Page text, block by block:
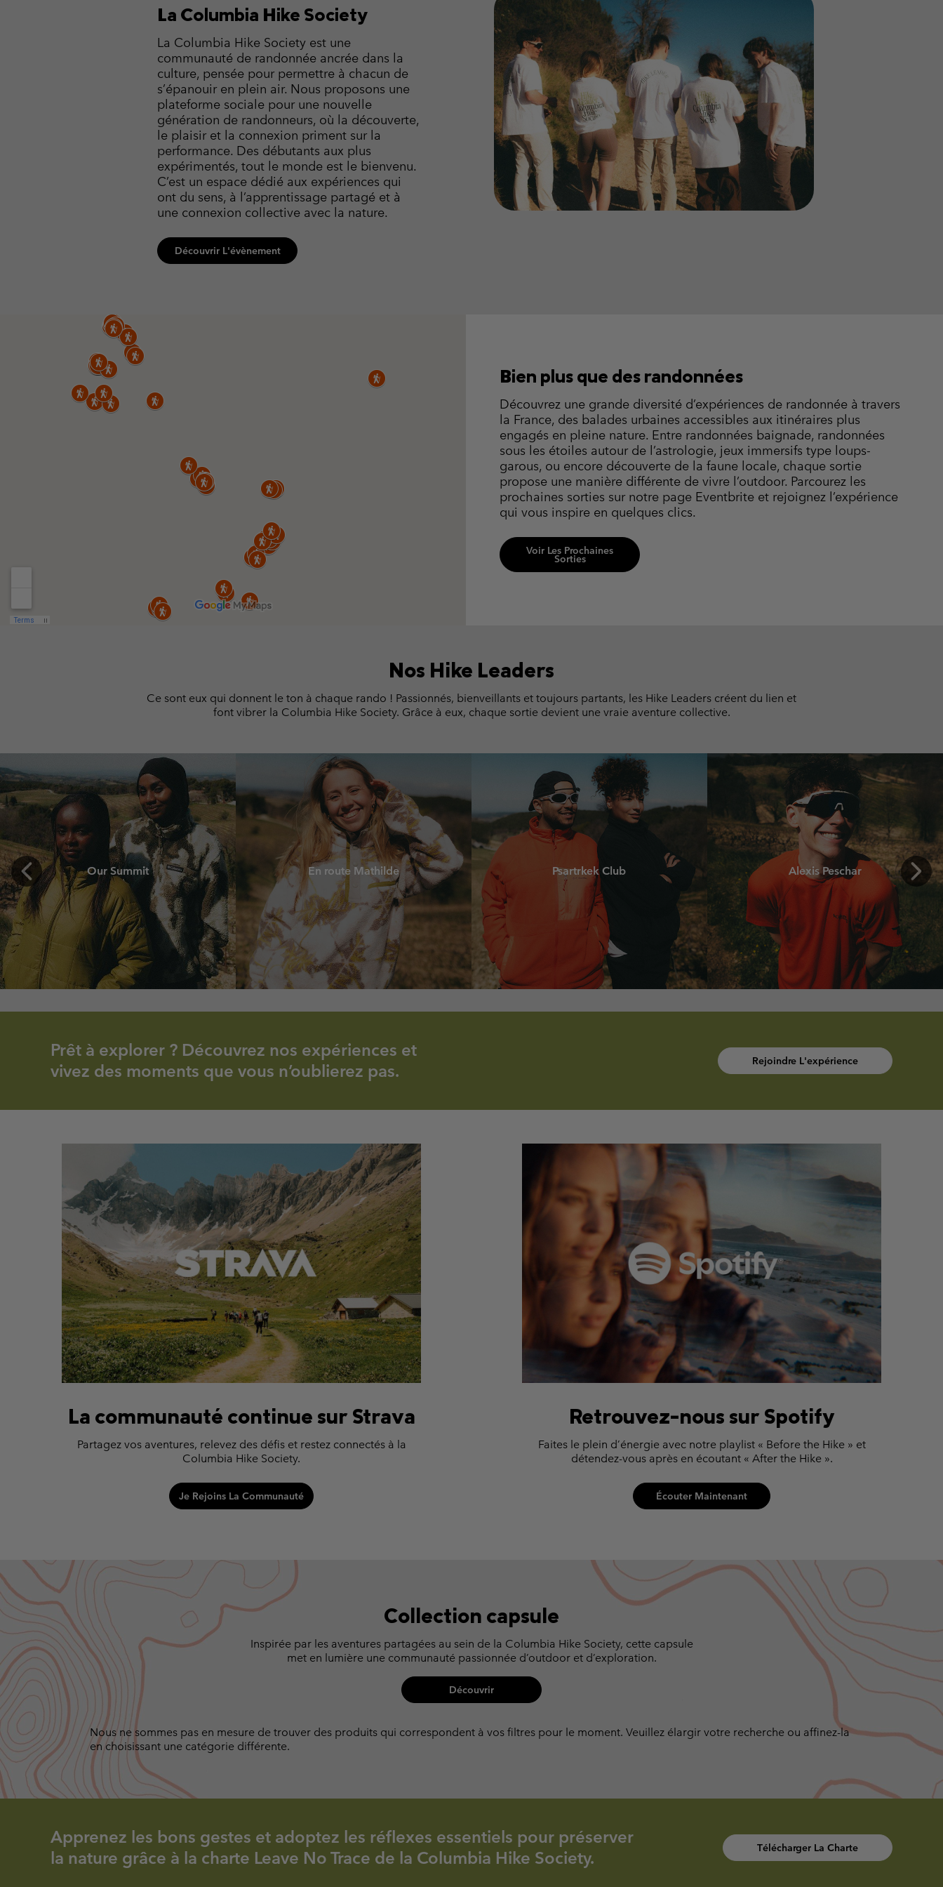
La Columbia Hike Society
La Columbia Hike Society est une
communauté de randonnée ancrée dans la
culture, pensée pour permettre à chacun de
s’épanouir en plein air. Nous proposons une
plateforme sociale pour une nouvelle
génération de randonneurs, où la découverte,
le plaisir et la connexion priment sur la
performance. Des débutants aux plus
expérimentés, tout le monde est le bienvenu.
C’est un espace dédié aux expériences qui
ont du sens, à l’apprentissage partagé et à
une connexion collective avec la nature.
Découvrir L'évènement
Bien plus que des randonnées
Découvrez une grande diversité d’expériences de randonnée à travers
la France, des balades urbaines accessibles aux itinéraires plus
engagés en pleine nature. Entre randonnées baignade, randonnées
sous les étoiles autour de l’astrologie, jeux immersifs type loups-
garous, ou encore découverte de la faune locale, chaque sortie
propose une manière différente de vivre l’outdoor. Parcourez les
prochaines sorties sur notre page Eventbrite et rejoignez l’expérience
qui vous inspire en quelques clics.
Voir Les Prochaines
Sorties
Nos Hike Leaders
Ce sont eux qui donnent le ton à chaque rando ! Passionnés, bienveillants et toujours partants, les Hike Leaders créent du lien et
font vibrer la Columbia Hike Society. Grâce à eux, chaque sortie devient une vraie aventure collective.
Previous
Slide
Next
Slide
Our Summit En route Mathilde Psartrkek Club Alexis Peschar
Prêt à explorer ? Découvrez nos expériences et
vivez des moments que vous n’oublierez pas.
Rejoindre L'expérience
La communauté continue sur Strava
Partagez vos aventures, relevez des défis et restez connectés à la
Columbia Hike Society.
Je Rejoins La Communauté
Retrouvez-nous sur Spotify
Faites le plein d’énergie avec notre playlist « Before the Hike » et
détendez-vous après en écoutant « After the Hike ».
Écouter Maintenant
Collection capsule
Inspirée par les aventures partagées au sein de la Columbia Hike Society, cette capsule
met en lumière une communauté passionnée d’outdoor et d’exploration.
Découvrir
Nous ne sommes pas en mesure de trouver des produits qui correspondent à vos filtres pour le moment. Veuillez élargir votre recherche ou affinez-la
en choisissant une catégorie différente.
Apprenez les bons gestes et adoptez les réflexes essentiels pour préserver
la nature grâce à la charte Leave No Trace de la Columbia Hike Society.
Télécharger La Charte